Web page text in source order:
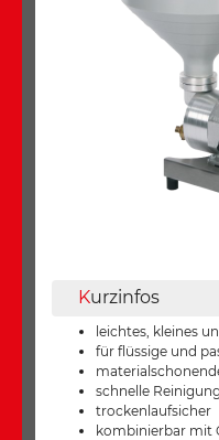
Kurzinfos
leichtes, kleines
für flüssige und
schnelle
trockenlaufsicher
kombinierbar mit